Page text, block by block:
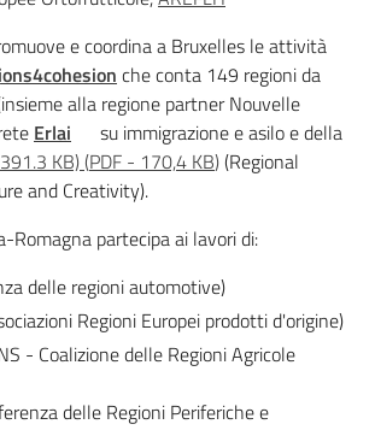
e coordina a Bruxelles le attività
che conta 149 regioni da
alla regione partner Nouvelle
Erlai
su immigrazione e asilo e della
KB)(PDF - 170,4 KB)(Regional
and Creativity).
Romagna partecipa ai lavori di:
delle regioni automotive)
Regioni Europei prodotti d'origine)
- Coalizione delle Regioni Agricole
delle Regioni Periferiche e